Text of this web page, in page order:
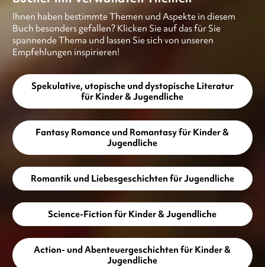
Ihnen haben bestimmte Themen und Aspekte in diesem
Buch besonders gefallen? Klicken Sie auf das für Sie
spannende Thema und lassen Sie sich von unseren
Empfehlungen inspirieren!
Spekulative, utopische und dystopische Literatur
für Kinder & Jugendliche
Fantasy Romance und Romantasy für Kinder &
Jugendliche
Romantik und Liebesgeschichten für Jugendliche
Science-Fiction für Kinder & Jugendliche
Action- und Abenteuergeschichten für Kinder &
Jugendliche